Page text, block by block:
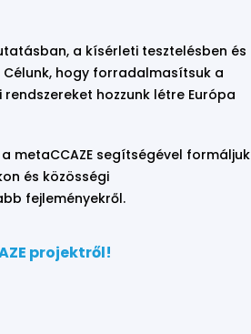
a kísérleti tesztelésben és
hogy forradalmasítsuk a
hozzunk létre Európa
metaCCAZE segítségével formáljuk
és közösségi
fejleményekről.
projektről!